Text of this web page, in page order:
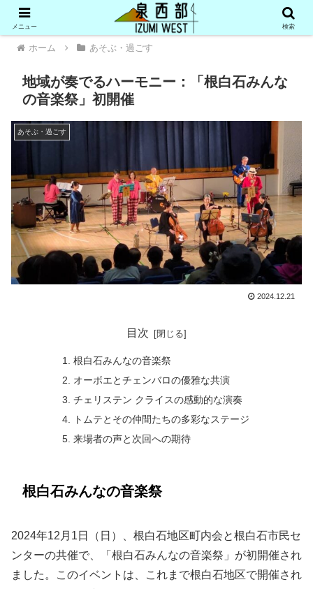
ホーム あそぶ・過ごす
地域が奏でるハーモニー：「根白石みんな
の音楽祭」初開催
あそぶ・過ごす
2024.12.21
目次
根白石みんなの音楽祭
オーボエとチェンバロの優雅な共演
チェリステン クライスの感動的な演奏
トムテとその仲間たちの多彩なステージ
来場者の声と次回への期待
根白石みんなの音楽祭
2024年12月1日（日）、根白石地区町内会と根白石市民セ
ンターの共催で、「根白石みんなの音楽祭」が初開催され
ました。このイベントは、これまで根白石地区で開催され
メニュー 検索